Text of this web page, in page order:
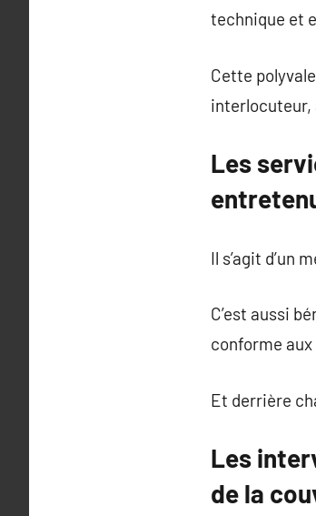
technique et
Cette
interlocuteur,
Les
Il s’agit d’un
C’est aussi
conforme
Et derrière
Les
de la